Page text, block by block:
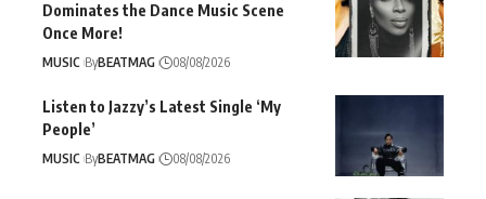
Dominates the Dance Music Scene
Once More!
MUSIC ByBEATMAG 08/08/2026
Listen to Jazzy’s Latest Single ‘My
People’
MUSIC ByBEATMAG 08/08/2026